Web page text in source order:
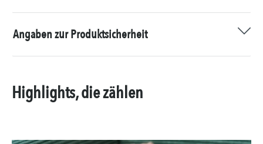
Angaben zur Produktsicherheit
Highlights, die zählen